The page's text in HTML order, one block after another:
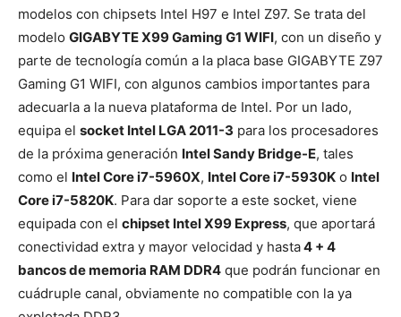
modelos con chipsets Intel H97 e Intel Z97. Se trata del
modelo GIGABYTE X99 Gaming G1 WIFI, con un diseño y
parte de tecnología común a la placa base GIGABYTE Z97
Gaming G1 WIFI, con algunos cambios importantes para
adecuarla a la nueva plataforma de Intel. Por un lado,
equipa el socket Intel LGA 2011-3 para los procesadores
de la próxima generación Intel Sandy Bridge-E, tales
como el Intel Core i7-5960X, Intel Core i7-5930K o Intel
Core i7-5820K. Para dar soporte a este socket, viene
equipada con el chipset Intel X99 Express, que aportará
conectividad extra y mayor velocidad y hasta4 + 4
bancos de memoria RAM DDR4 que podrán funcionar en
cuádruple canal, obviamente no compatible con la ya